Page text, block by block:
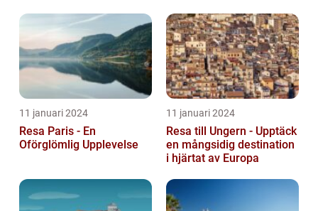
11 januari 2024
Resa Paris - En
Oförglömlig Upplevelse
11 januari 2024
Resa till Ungern - Upptäck
en mångsidig destination
i hjärtat av Europa